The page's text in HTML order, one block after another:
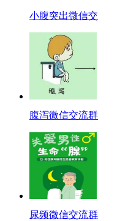
小腹突出微信交
腹泻微信交流群
尿频微信交流群